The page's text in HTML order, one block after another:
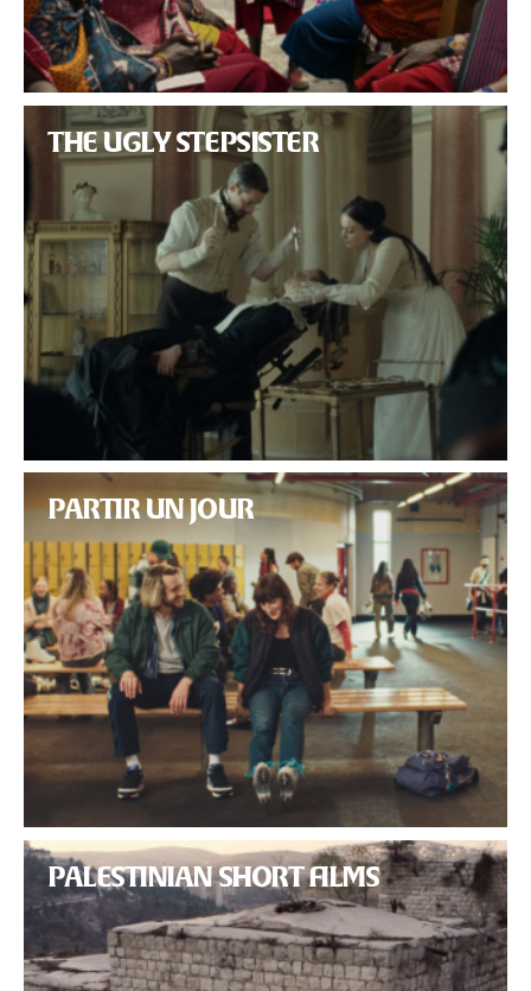
THE UGLY STEPSISTER
PARTIR UN JOUR
PALESTINIAN SHORT FILMS